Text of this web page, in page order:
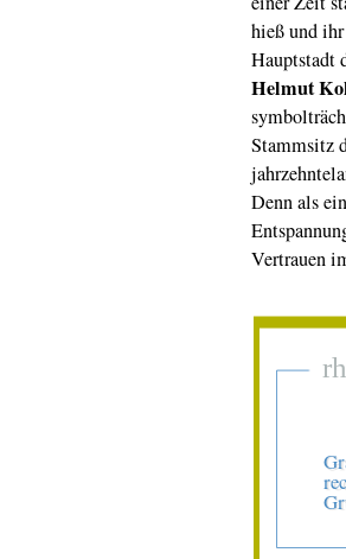
hieß und
Hauptstadt
Helmut
Stammsitz
Denn als
Vertrauen